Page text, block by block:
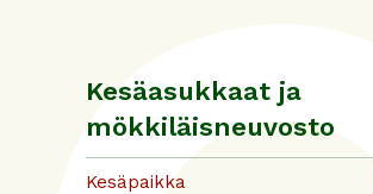
Kesäasukkaat ja
mökkiläisneuvosto
Kesäpaikka